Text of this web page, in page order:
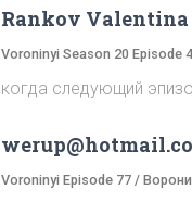
Rankov Valentina
Voroninyi Season 20 Episode
когда следующий
Voroninyi Episode 77 /